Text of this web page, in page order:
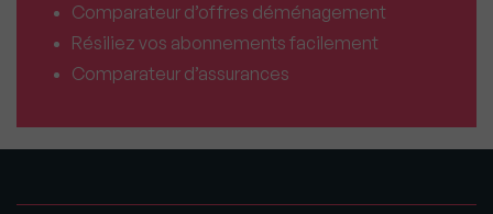
Comparateur d’offres déménagement
Résiliez vos abonnements facilement
Comparateur d’assurances